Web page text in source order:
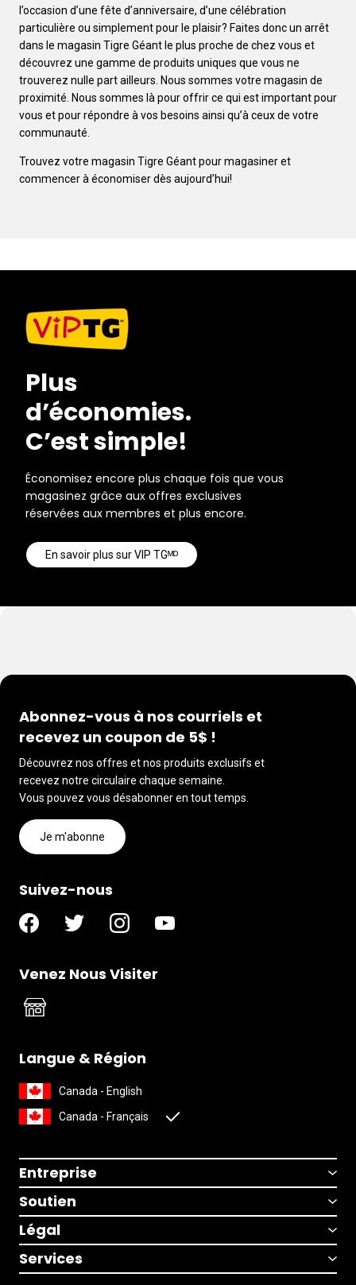
l’occasion d’une fête d’anniversaire, d’une célébration
particulière ou simplement pour le plaisir? Faites donc un arrêt
dans le magasin Tigre Géant le plus proche de chez vous et
découvrez une gamme de produits uniques que vous ne
trouverez nulle part ailleurs. Nous sommes votre magasin de
proximité. Nous sommes là pour offrir ce qui est important pour
vous et pour répondre à vos besoins ainsi qu’à ceux de votre
communauté.
Trouvez votre magasin Tigre Géant pour magasiner et
commencer à économiser dès aujourd’hui!
Plus
d’économies.
C’est simple!
Économisez encore plus chaque fois que vous
magasinez grâce aux offres exclusives
réservées aux membres et plus encore.
En savoir plus sur VIP TGᴹᴰ
Abonnez-vous à nos courriels et
recevez un coupon de 5$ !
Découvrez nos offres et nos produits exclusifs et
recevez notre circulaire chaque semaine.
Vous pouvez vous désabonner en tout temps.
Je m'abonne
Suivez-nous
Venez Nous Visiter
Langue & Région
Canada - English
Canada - Français
Entreprise
Soutien
Légal
Services